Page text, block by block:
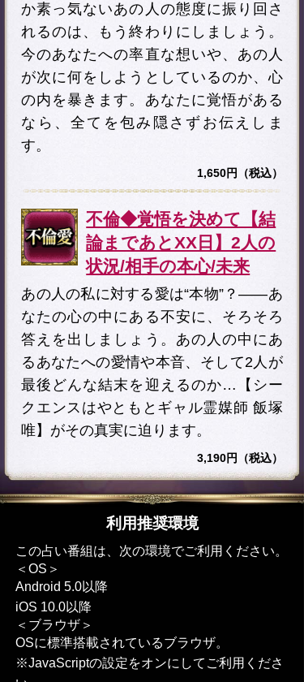
か素っ気ないあの人の態度に振り回さ
れるのは、もう終わりにしましょう。
今のあなたへの率直な想いや、あの人
が次に何をしようとしているのか、心
の内を暴きます。あなたに覚悟がある
なら、全てを包み隠さずお伝えしま
す。
1,650円（税込）
不倫◆覚悟を決めて【結
論まであとXX日】2人の
状況/相手の本心/未来
あの人の私に対する愛は“本物”？――あ
なたの心の中にある不安に、そろそろ
答えを出しましょう。あの人の中にあ
るあなたへの愛情や本音、そして2人が
最後どんな結末を迎えるのか…【シー
クエンスはやともとギャル霊媒師 飯塚
唯】がその真実に迫ります。
3,190円（税込）
利用推奨環境
この占い番組は、次の環境でご利用ください。
＜OS＞
Android 5.0以降
iOS 10.0以降
＜ブラウザ＞
OSに標準搭載されているブラウザ。
※JavaScriptの設定をオンにしてご利用くださ